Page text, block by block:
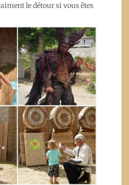
le détour si vous êtes